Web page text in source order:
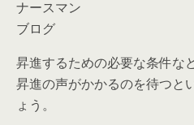
ナースマン
ブログ
昇進するための必要な条件な
昇進の声がかかるのを待つと
ょう。